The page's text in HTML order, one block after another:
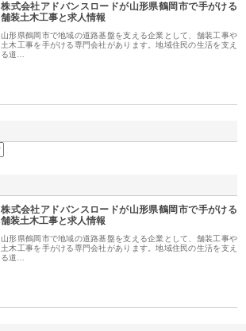
株式会社アドバンスロードが山形県鶴岡市で手がける
舗装土木工事と求人情報
山形県鶴岡市で地域の道路基盤を支える企業として、舗装工事や
土木工事を手がける専門会社があります。地域住民の生活を支え
る道…
株式会社アドバンスロードが山形県鶴岡市で手がける
舗装土木工事と求人情報
山形県鶴岡市で地域の道路基盤を支える企業として、舗装工事や
土木工事を手がける専門会社があります。地域住民の生活を支え
る道…